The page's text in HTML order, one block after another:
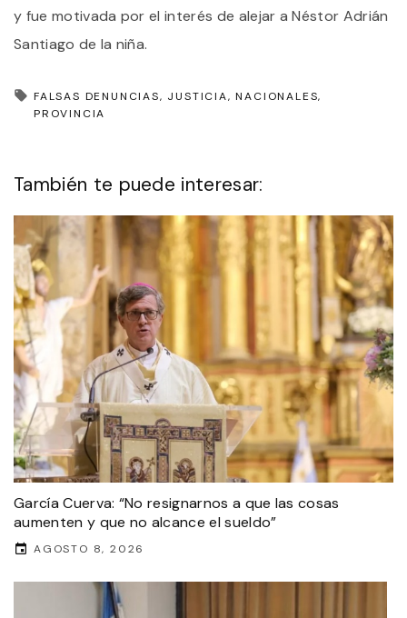
y fue motivada por el interés de alejar a Néstor Adrián
Santiago de la niña.
FALSAS DENUNCIAS JUSTICIA
NACIONALES
PROVINCIA
También te puede interesar:
García Cuerva: “No resignarnos a que las cosas
aumenten y que no alcance el sueldo”
AGOSTO 8, 2026